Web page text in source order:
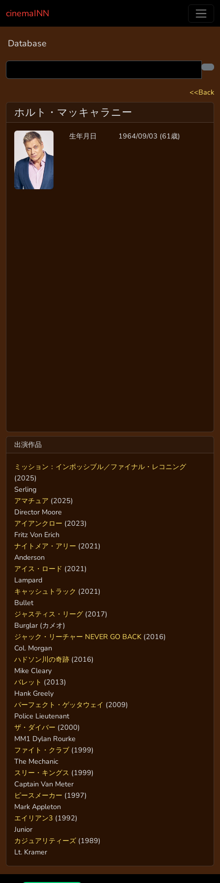
cinemaINN
Database
<<Back
ホルト・マッキャラニー
生年月日 1964/09/03 (61歳)
出演作品
ミッション：インポッシブル／ファイナル・レコニング
(2025)
Serling
アマチュア (2025)
Director Moore
アイアンクロー (2023)
Fritz Von Erich
ナイトメア・アリー (2021)
Anderson
アイス・ロード (2021)
Lampard
キャッシュトラック (2021)
Bullet
ジャスティス・リーグ (2017)
Burglar (カメオ)
ジャック・リーチャー NEVER GO BACK (2016)
Col. Morgan
ハドソン川の奇跡 (2016)
Mike Cleary
バレット (2013)
Hank Greely
パーフェクト・ゲッタウェイ (2009)
Police Lieutenant
ザ・ダイバー (2000)
MM1 Dylan Rourke
ファイト・クラブ (1999)
The Mechanic
スリー・キングス (1999)
Captain Van Meter
ピースメーカー (1997)
Mark Appleton
エイリアン3 (1992)
Junior
カジュアリティーズ (1989)
Lt. Kramer